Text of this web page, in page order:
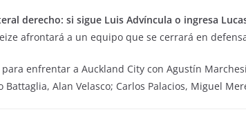
derecho: si sigue Luis Advíncula o ingresa
afrontará a un equipo que se cerrará en
enfrentar a Auckland City con Agustín
Alan Velasco; Carlos Palacios, Miguel